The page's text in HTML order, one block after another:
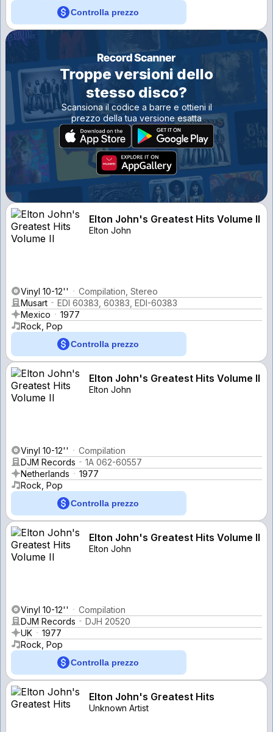
Controlla prezzo
Troppe versioni dello
stesso disco?
Scansiona il codice a barre e ottieni il
prezzo della tua versione esatta
Elton John's Greatest Hits Volume II
Elton John
Vinyl 10-12''
Compilation, Stereo
Musart
EDI 60383, 60383, EDI-60383
Mexico
1977
Rock, Pop
Controlla prezzo
Elton John's Greatest Hits Volume II
Elton John
Vinyl 10-12''
Compilation
DJM Records
1A 062-60557
Netherlands
1977
Rock, Pop
Controlla prezzo
Elton John's Greatest Hits Volume II
Elton John
Vinyl 10-12''
Compilation
DJM Records
DJH 20520
UK
1977
Rock, Pop
Controlla prezzo
Elton John's Greatest Hits
Unknown Artist